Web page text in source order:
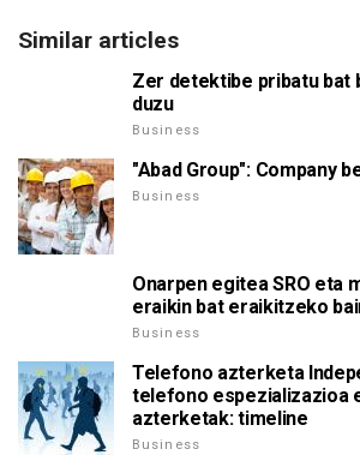
Similar articles
Zer detektibe pribatu bat
duzu
Business
"Abad Group": Company
Business
Onarpen egitea SRO eta
eraikin bat eraikitzeko
Business
Telefono azterketa
telefono espezializazioa
azterketak: timeline
Business